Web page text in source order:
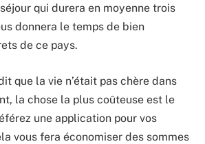
qui durera en moyenne trois
donnera le temps de bien
de ce pays.
que la vie n’était pas chère dans
la chose la plus coûteuse est le
une application pour vos
vous fera économiser des sommes